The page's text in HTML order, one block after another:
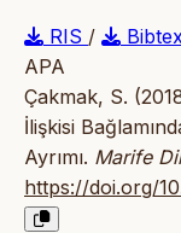
RIS /
Bibtex
APA
Çakmak, S.
İlişkisi
Ayrımı. Marife
https://doi.org/